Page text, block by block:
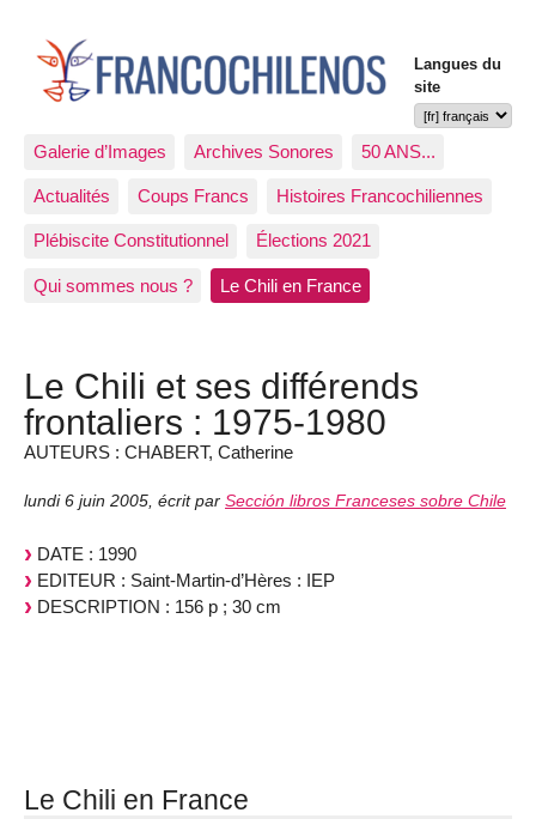
Langues du
site
Galerie d’Images Archives Sonores 50 ANS...
Actualités Coups Francs Histoires Francochiliennes
Plébiscite Constitutionnel Élections 2021
Qui sommes nous ? Le Chili en France
Le Chili et ses différends
frontaliers : 1975-1980
AUTEURS : CHABERT, Catherine
lundi 6 juin 2005, écrit par Sección libros Franceses sobre Chile
DATE : 1990
EDITEUR : Saint-Martin-d’Hères : IEP
DESCRIPTION : 156 p ; 30 cm
Le Chili en France